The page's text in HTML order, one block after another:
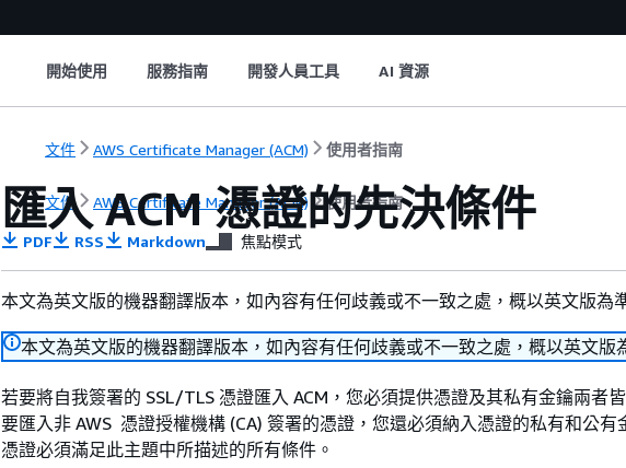
開始使用 服務指南 開發人員工具 AI 資源
文件 AWS Certificate Manager (ACM) 使用者指南
文件 AWS Certificate Manager (ACM) 使用者指南
匯入 ACM 憑證的先決條件
PDF RSS Markdown 焦點模式
本文為英文版的機器翻譯版本，如內容有任何歧義或不一致之處，概以英文版為
本文為英文版的機器翻譯版本，如內容有任何歧義或不一致之處，概以英文版
若要將自我簽署的 SSL/TLS 憑證匯入 ACM，您必須提供憑證及其私有金鑰兩者
要匯入非 AWS 憑證授權機構 (CA) 簽署的憑證，您還必須納入憑證的私有和公有
憑證必須滿足此主題中所描述的所有條件。